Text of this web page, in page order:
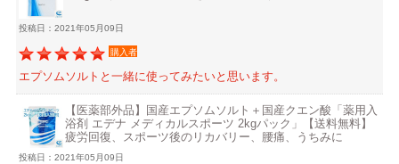
投稿日：2021年05月09日
購入者
エプソムソルトと一緒に使ってみたいと思います。
【医薬部外品】国産エプソムソルト＋国産クエン酸「薬用入
浴剤 エデナ メディカルスポーツ 2kgパック」【送料無料】
疲労回復、スポーツ後のリカバリー、腰痛、うちみに
投稿日：2021年05月09日